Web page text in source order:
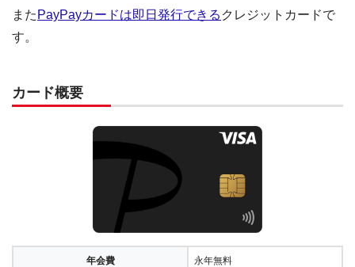
また PayPayカードは即日発行できる クレジットカードで
す。
カード概要
年会費 永年無料